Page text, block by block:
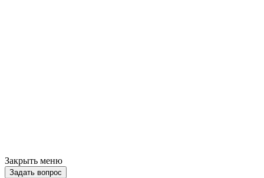
Закрыть меню
Задать вопрос